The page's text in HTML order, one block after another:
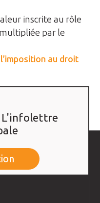
inscrite au rôle
par le
au droit
L'infolettre